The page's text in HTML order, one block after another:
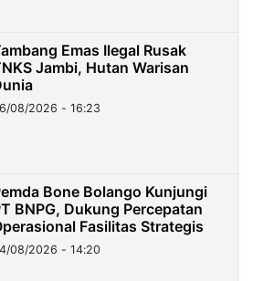
Emas Ilegal Rusak
Jambi, Hutan Warisan
08/2026 - 16:23
Bone Bolango Kunjungi
BNPG, Dukung Percepatan
Fasilitas Strategis
08/2026 - 14:20